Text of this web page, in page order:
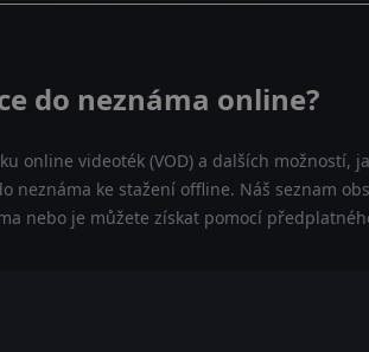
do neznáma online?
online videoték (VOD) a dalších možností,
neznáma ke stažení offline. Náš seznam
nebo je můžete získat pomocí